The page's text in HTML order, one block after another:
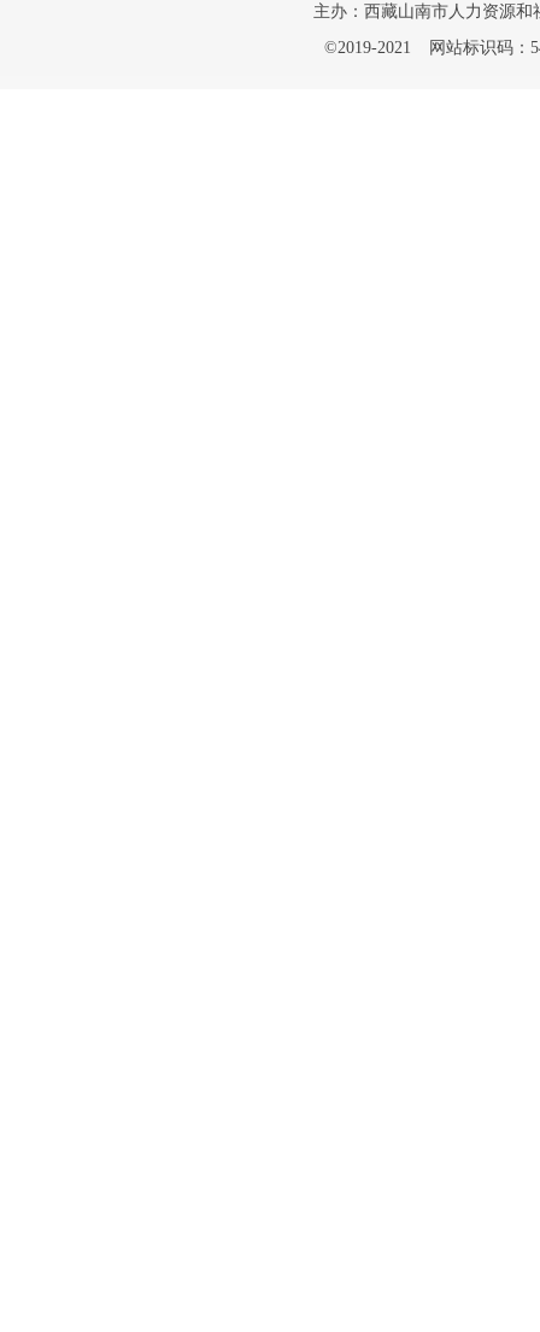
主办：西藏山南市人力资源和
©2019-2021
网站标识码：